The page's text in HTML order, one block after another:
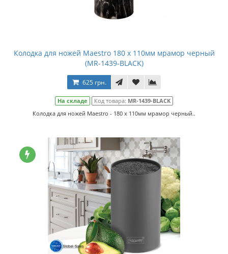
Колодка для ножей Maestro 180 x 110мм мрамор черный
(MR-1439-BLACK)
625 грн.
На складе Код товара: MR-1439-BLACK
Колодка для ножей Maestro - 180 x 110мм мрамор черный..